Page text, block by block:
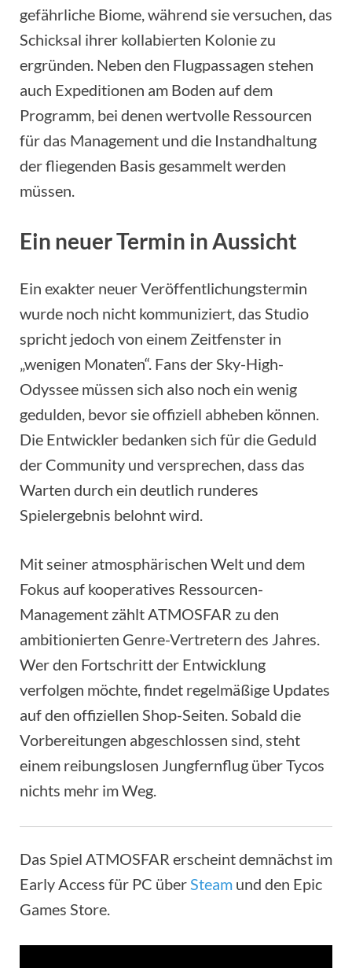
gefährliche Biome, während sie versuchen, das
Schicksal ihrer kollabierten Kolonie zu
ergründen. Neben den Flugpassagen stehen
auch Expeditionen am Boden auf dem
Programm, bei denen wertvolle Ressourcen
für das Management und die Instandhaltung
der fliegenden Basis gesammelt werden
müssen.
Ein neuer Termin in Aussicht
Ein exakter neuer Veröffentlichungstermin
wurde noch nicht kommuniziert, das Studio
spricht jedoch von einem Zeitfenster in
„wenigen Monaten“. Fans der Sky-High-
Odyssee müssen sich also noch ein wenig
gedulden, bevor sie offiziell abheben können.
Die Entwickler bedanken sich für die Geduld
der Community und versprechen, dass das
Warten durch ein deutlich runderes
Spielergebnis belohnt wird.
Mit seiner atmosphärischen Welt und dem
Fokus auf kooperatives Ressourcen-
Management zählt ATMOSFAR zu den
ambitionierten Genre-Vertretern des Jahres.
Wer den Fortschritt der Entwicklung
verfolgen möchte, findet regelmäßige Updates
auf den offiziellen Shop-Seiten. Sobald die
Vorbereitungen abgeschlossen sind, steht
einem reibungslosen Jungfernflug über Tycos
nichts mehr im Weg.
Das Spiel ATMOSFAR erscheint demnächst im
Early Access für PC über Steam und den Epic
Games Store.